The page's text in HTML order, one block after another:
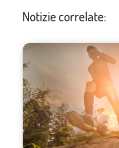
Notizie correlate: